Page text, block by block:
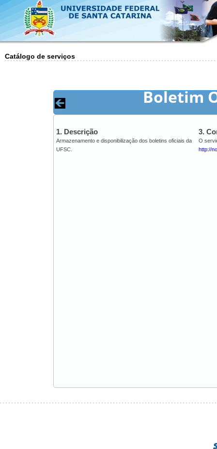
Catálogo de serviços
Boletim
1. Descrição
Armazenamento e disponibilização dos boletins oficiais da
UFSC.
3.
O
http://